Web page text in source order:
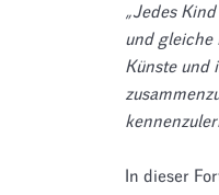
„Jedes
und gleiche
Künste und
In dieser